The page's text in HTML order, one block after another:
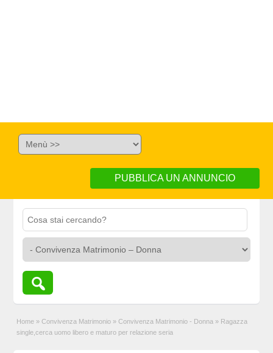
PUBBLICA UN ANNUNCIO
Home » Convivenza Matrimonio » Convivenza Matrimonio - Donna » Ragazza
single,cerca uomo libero e maturo per relazione seria